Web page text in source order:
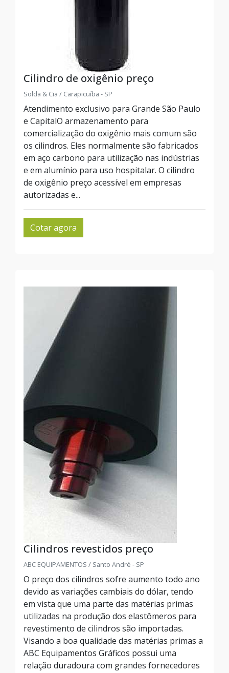
Cilindro de oxigênio preço
Solda & Cia / Carapicuíba - SP
Atendimento exclusivo para Grande São Paulo
e CapitalO armazenamento para
comercialização do oxigênio mais comum são
os cilindros. Eles normalmente são fabricados
em aço carbono para utilização nas indústrias
e em alumínio para uso hospitalar. O cilindro
de oxigênio preço acessível em empresas
autorizadas e...
Cotar agora
Cilindros revestidos preço
ABC EQUIPAMENTOS / Santo André - SP
O preço dos cilindros sofre aumento todo ano
devido as variações cambiais do dólar, tendo
em vista que uma parte das matérias primas
utilizadas na produção dos elastômeros para
revestimento de cilindros são importadas.
Visando a boa qualidade das matérias primas a
ABC Equipamentos Gráficos possui uma
relação duradoura com grandes fornecedores